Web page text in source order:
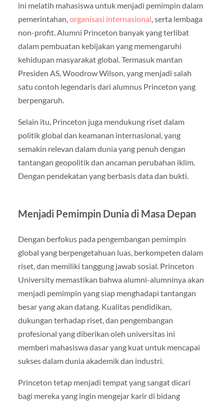
ini melatih mahasiswa untuk menjadi pemimpin dalam
pemerintahan,organisasi internasional, serta lembaga
non-profit. Alumni Princeton banyak yang terlibat
dalam pembuatan kebijakan yang memengaruhi
kehidupan masyarakat global. Termasuk mantan
Presiden AS, Woodrow Wilson, yang menjadi salah
satu contoh legendaris dari alumnus Princeton yang
berpengaruh.
Selain itu, Princeton juga mendukung riset dalam
politik global dan keamanan internasional, yang
semakin relevan dalam dunia yang penuh dengan
tantangan geopolitik dan ancaman perubahan iklim.
Dengan pendekatan yang berbasis data dan bukti.
Menjadi Pemimpin Dunia di Masa Depan
Dengan berfokus pada pengembangan pemimpin
global yang berpengetahuan luas, berkompeten dalam
riset, dan memiliki tanggung jawab sosial. Princeton
University memastikan bahwa alumni-alumninya akan
menjadi pemimpin yang siap menghadapi tantangan
besar yang akan datang. Kualitas pendidikan,
dukungan terhadap riset, dan pengembangan
profesional yang diberikan oleh universitas ini
memberi mahasiswa dasar yang kuat untuk mencapai
sukses dalam dunia akademik dan industri.
Princeton tetap menjadi tempat yang sangat dicari
bagi mereka yang ingin mengejar karir di bidang